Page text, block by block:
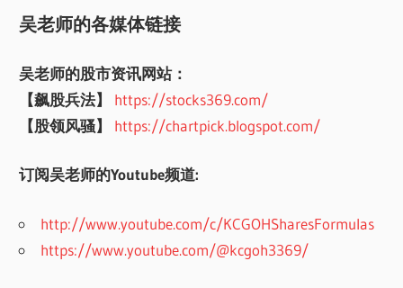
吴老师的各媒体链接
吴老师的股市资讯网站：
【飙股兵法】
https://stocks369.com/
【股领风骚】
https://chartpick.blogspot.com/
订阅吴老师的Youtube频道:
http://www.youtube.com/c/KCGOHSharesFormulas
https://www.youtube.com/@kcgoh3369/